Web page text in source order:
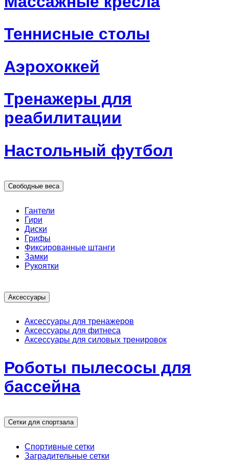
Теннисные столы
Аэрохоккей
Тренажеры для
реабилитации
Настольный футбол
Свободные веса
Гантели
Гири
Диски
Грифы
Фиксированные штанги
Замки
Рукоятки
Аксессуары
Аксессуары для тренажеров
Аксессуары для фитнеса
Аксессуары для силовых тренировок
Роботы пылесосы для
бассейна
Сетки для спортзала
Спортивные сетки
Заградительные сетки